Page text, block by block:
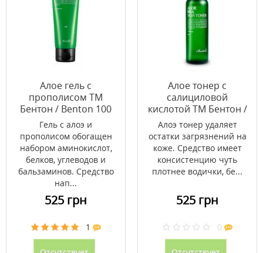
Алое гель с
прополисом ТМ
Бентон / Benton 100
мл
Гель с алоэ и
прополисом обогащен
набором аминокислот,
белков, углеводов и
бальзаминов. Средство
нап...
525 грн
1
Алое тонер с
салициловой
кислотой ТМ Бентон /
Benton 200 мл
Алоэ тонер удаляет
остатки загрязнений на
коже. Средство имеет
консистенцию чуть
плотнее водички, бе...
525 грн
0